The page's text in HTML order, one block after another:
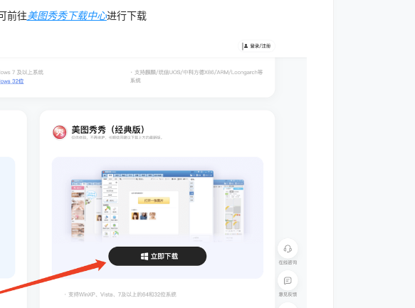
前往美图秀秀下载中心进行下载